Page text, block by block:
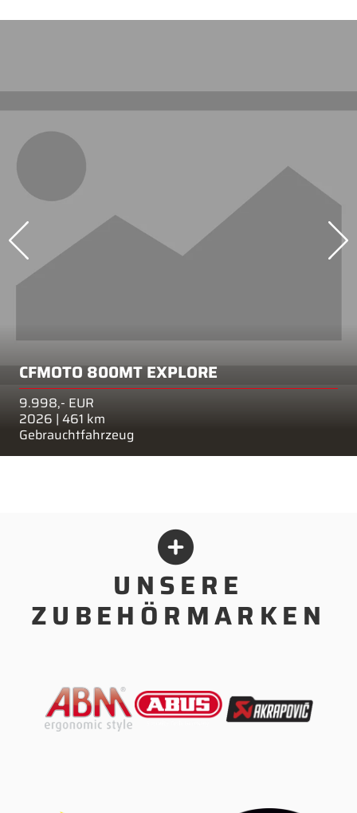
CFMOTO 800MT EXPLORE
9.998,- EUR
2026 | 461 km
Gebrauchtfahrzeug
UNSERE
ZUBEHÖRMARKEN